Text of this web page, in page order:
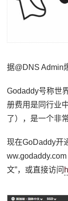
据@DNS Admin
Godaddy号称世
册费用是同行业
了），是一个非
现在GoDaddy开
文”，或直接访问